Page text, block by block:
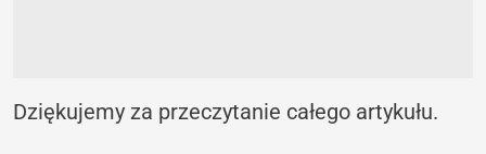
Dziękujemy za przeczytanie całego artykułu.